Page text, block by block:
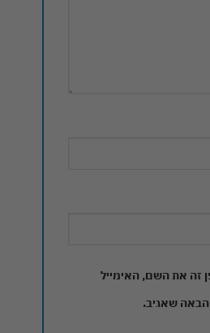
זה את השם, האימייל
שאגיב.